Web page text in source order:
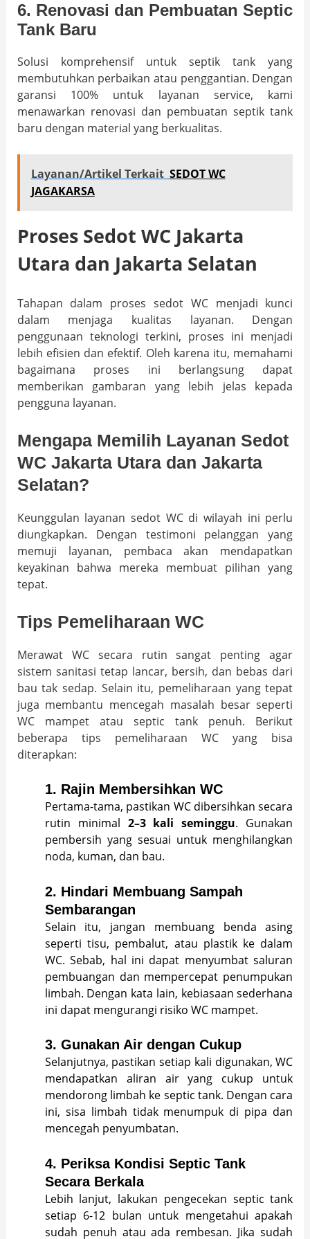
6. Renovasi dan Pembuatan Septic
Tank Baru
Solusi komprehensif untuk septik tank yang
membutuhkan perbaikan atau penggantian. Dengan
garansi 100% untuk layanan service, kami
menawarkan renovasi dan pembuatan septik tank
baru dengan material yang berkualitas.
Layanan/Artikel Terkait SEDOT WC
JAGAKARSA
Proses Sedot WC Jakarta
Utara dan Jakarta Selatan
Tahapan dalam proses sedot WC menjadi kunci
dalam menjaga kualitas layanan. Dengan
penggunaan teknologi terkini, proses ini menjadi
lebih efisien dan efektif. Oleh karena itu, memahami
bagaimana proses ini berlangsung dapat
memberikan gambaran yang lebih jelas kepada
pengguna layanan.
Mengapa Memilih Layanan Sedot
WC Jakarta Utara dan Jakarta
Selatan?
Keunggulan layanan sedot WC di wilayah ini perlu
diungkapkan. Dengan testimoni pelanggan yang
memuji layanan, pembaca akan mendapatkan
keyakinan bahwa mereka membuat pilihan yang
tepat.
Tips Pemeliharaan WC
Merawat WC secara rutin sangat penting agar
sistem sanitasi tetap lancar, bersih, dan bebas dari
bau tak sedap. Selain itu, pemeliharaan yang tepat
juga membantu mencegah masalah besar seperti
WC mampet atau septic tank penuh. Berikut
beberapa tips pemeliharaan WC yang bisa
diterapkan:
1. Rajin Membersihkan WC
Pertama-tama, pastikan WC dibersihkan secara
rutin minimal 2–3 kali seminggu. Gunakan
pembersih yang sesuai untuk menghilangkan
noda, kuman, dan bau.
2. Hindari Membuang Sampah
Sembarangan
Selain itu, jangan membuang benda asing
seperti tisu, pembalut, atau plastik ke dalam
WC. Sebab, hal ini dapat menyumbat saluran
pembuangan dan mempercepat penumpukan
limbah. Dengan kata lain, kebiasaan sederhana
ini dapat mengurangi risiko WC mampet.
3. Gunakan Air dengan Cukup
Selanjutnya, pastikan setiap kali digunakan, WC
mendapatkan aliran air yang cukup untuk
mendorong limbah ke septic tank. Dengan cara
ini, sisa limbah tidak menumpuk di pipa dan
mencegah penyumbatan.
4. Periksa Kondisi Septic Tank
Secara Berkala
Lebih lanjut, lakukan pengecekan septic tank
setiap 6-12 bulan untuk mengetahui apakah
sudah penuh atau ada rembesan. Jika sudah